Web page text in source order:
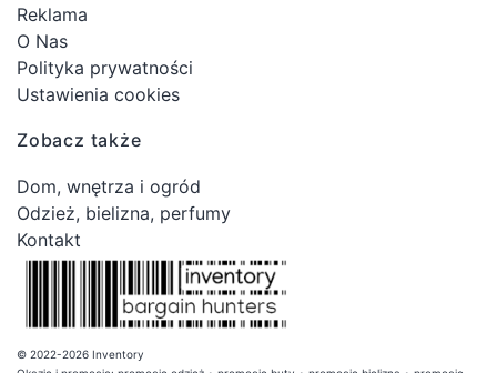
Reklama
O Nas
Polityka prywatności
Ustawienia cookies
Zobacz także
Dom, wnętrza i ogród
Odzież, bielizna, perfumy
Kontakt
© 2022-2026 Inventory